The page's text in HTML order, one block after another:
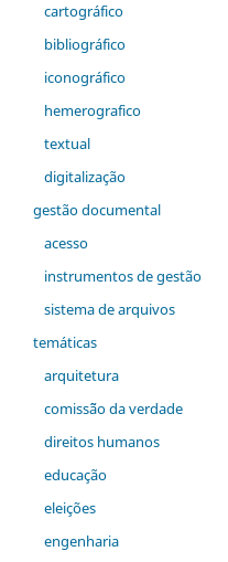
cartográfico
bibliográfico
iconográfico
hemerografico
textual
digitalização
gestão documental
acesso
instrumentos de gestão
sistema de arquivos
temáticas
arquitetura
comiss˜ão da verdade
direitos humanos
educação
eleições
engenharia